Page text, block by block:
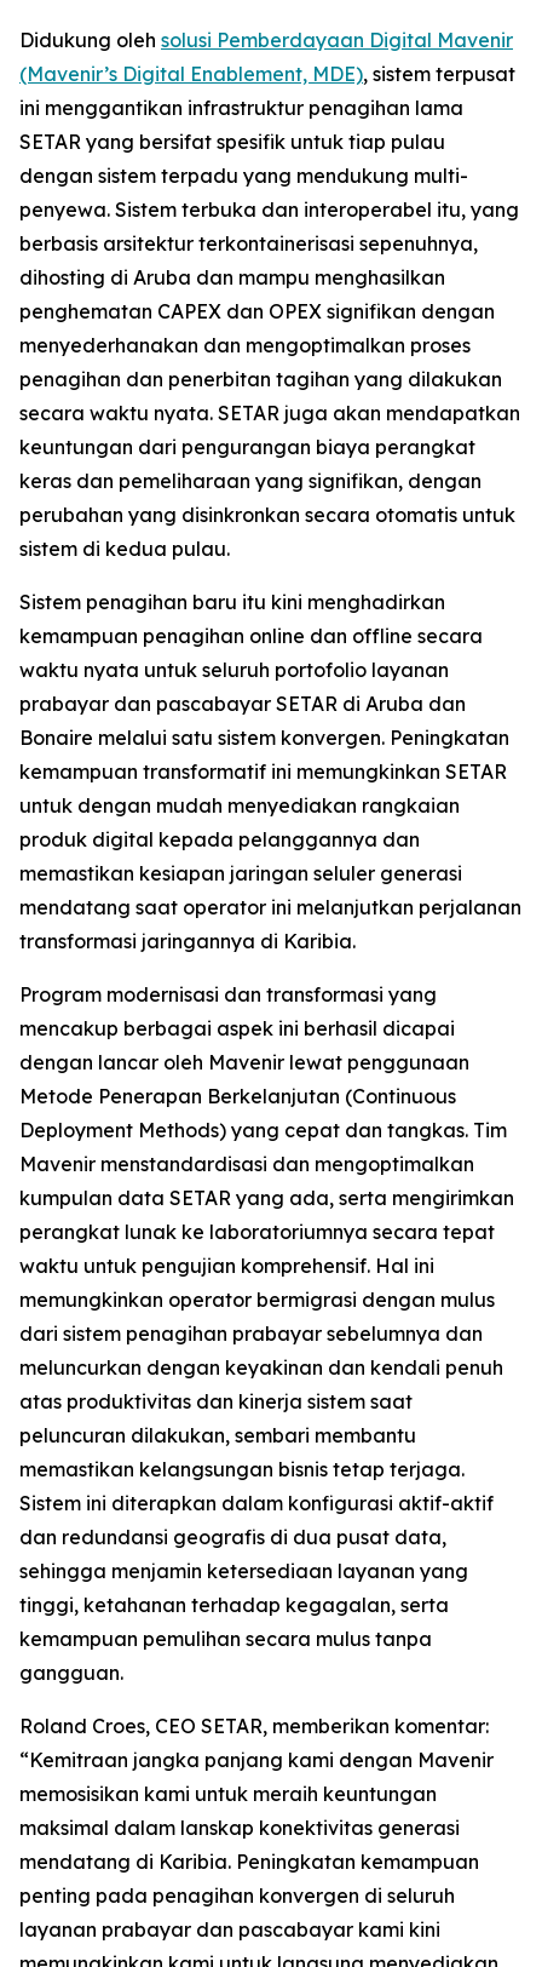
Didukung oleh solusi Pemberdayaan Digital Mavenir
(Mavenir’s Digital Enablement, MDE), sistem terpusat
ini menggantikan infrastruktur penagihan lama
SETAR yang bersifat spesifik untuk tiap pulau
dengan sistem terpadu yang mendukung multi-
penyewa. Sistem terbuka dan interoperabel itu, yang
berbasis arsitektur terkontainerisasi sepenuhnya,
dihosting di Aruba dan mampu menghasilkan
penghematan CAPEX dan OPEX signifikan dengan
menyederhanakan dan mengoptimalkan proses
penagihan dan penerbitan tagihan yang dilakukan
secara waktu nyata. SETAR juga akan mendapatkan
keuntungan dari pengurangan biaya perangkat
keras dan pemeliharaan yang signifikan, dengan
perubahan yang disinkronkan secara otomatis untuk
sistem di kedua pulau.
Sistem penagihan baru itu kini menghadirkan
kemampuan penagihan online dan offline secara
waktu nyata untuk seluruh portofolio layanan
prabayar dan pascabayar SETAR di Aruba dan
Bonaire melalui satu sistem konvergen. Peningkatan
kemampuan transformatif ini memungkinkan SETAR
untuk dengan mudah menyediakan rangkaian
produk digital kepada pelanggannya dan
memastikan kesiapan jaringan seluler generasi
mendatang saat operator ini melanjutkan perjalanan
transformasi jaringannya di Karibia.
Program modernisasi dan transformasi yang
mencakup berbagai aspek ini berhasil dicapai
dengan lancar oleh Mavenir lewat penggunaan
Metode Penerapan Berkelanjutan (Continuous
Deployment Methods) yang cepat dan tangkas. Tim
Mavenir menstandardisasi dan mengoptimalkan
kumpulan data SETAR yang ada, serta mengirimkan
perangkat lunak ke laboratoriumnya secara tepat
waktu untuk pengujian komprehensif. Hal ini
memungkinkan operator bermigrasi dengan mulus
dari sistem penagihan prabayar sebelumnya dan
meluncurkan dengan keyakinan dan kendali penuh
atas produktivitas dan kinerja sistem saat
peluncuran dilakukan, sembari membantu
memastikan kelangsungan bisnis tetap terjaga.
Sistem ini diterapkan dalam konfigurasi aktif-aktif
dan redundansi geografis di dua pusat data,
sehingga menjamin ketersediaan layanan yang
tinggi, ketahanan terhadap kegagalan, serta
kemampuan pemulihan secara mulus tanpa
gangguan.
Roland Croes, CEO SETAR, memberikan komentar:
“Kemitraan jangka panjang kami dengan Mavenir
memosisikan kami untuk meraih keuntungan
maksimal dalam lanskap konektivitas generasi
mendatang di Karibia. Peningkatan kemampuan
penting pada penagihan konvergen di seluruh
layanan prabayar dan pascabayar kami kini